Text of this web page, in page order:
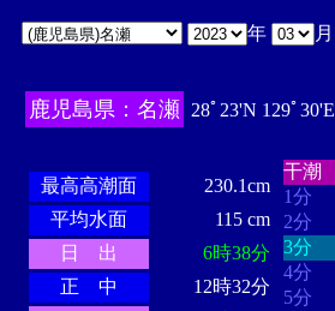
年 月
鹿児島県：名瀬 28ﾟ23'N 129ﾟ30'E
最高高潮面
230.1cm
平均水面
115 cm
日 出
6時38分
正 中
12時32分
干潮
1分
2分
3分
4分
5分